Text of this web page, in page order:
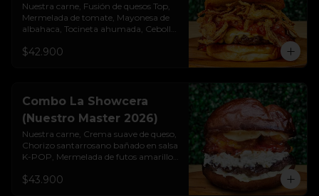
Nuestra carne, Fusión de quesos Top,
Mermelada de tomate, Mayonesa de
albahaca, Tocineta ahumada, Cebolla
premium. Incluye papas rústicas a la
$42.900
Combo La Showcera
(Nuestro Master 2026)
Nuestra carne, Crema suave de queso,
Chorizo santarrosano bañado en salsa
K-POP, Mermelada de futos amarillos,
Pan Pretzel Premium. Incluye papas
$43.900